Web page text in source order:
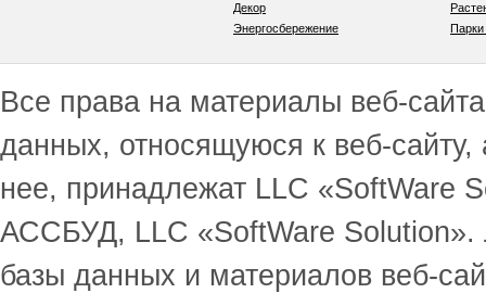
Декор
Энергосбережение
Все права на материалы веб-
данных, относящуюся к веб-
нее, принадлежат LLC
АССБУД, LLC «SoftWare Solution».
базы данных и материалов веб-